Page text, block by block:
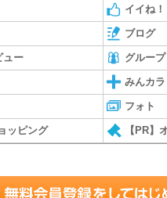
イイね！
ブログ
ュー グループ
みんカラ
フォト
ッピング 【PR】